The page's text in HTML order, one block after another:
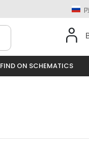
FIND ON SCHEMATICS